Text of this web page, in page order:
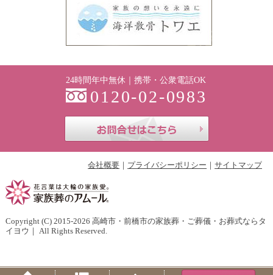
24時間年中無休｜携帯・公衆電話OK
0120-02-0983
会社概要 プライバシーポリシー サイトマップ
Copyright (C) 2015-2026 高崎市・前橋市の家族葬・ご葬儀・お葬式ならタ
イヨウ ｜ All Rights Reserved.
Home Menu PageTop